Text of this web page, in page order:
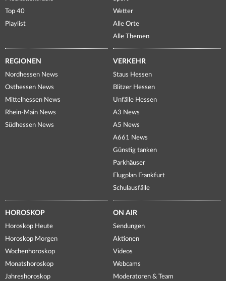
Top 40
Playlist
Wetter
Alle Orte
Alle Themen
REGIONEN
Nordhessen News
Osthessen News
Mittelhessen News
Rhein-Main News
Südhessen News
VERKEHR
Staus Hessen
Blitzer Hessen
Unfälle Hessen
A3 News
A5 News
A661 News
Günstig tanken
Parkhäuser
Flugplan Frankfurt
Schulausfälle
HOROSKOP
Horoskop Heute
Horoskop Morgen
Wochenhoroskop
Monatshoroskop
Jahreshoroskop
ON AIR
Sendungen
Aktionen
Videos
Webcams
Moderatoren & Team